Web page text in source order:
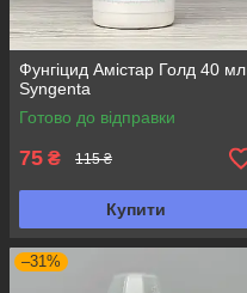
Фунгіцид Амістар Голд 40 мл
Syngenta
Готово до відправки
75 ₴ 115 ₴
Купити
–31%